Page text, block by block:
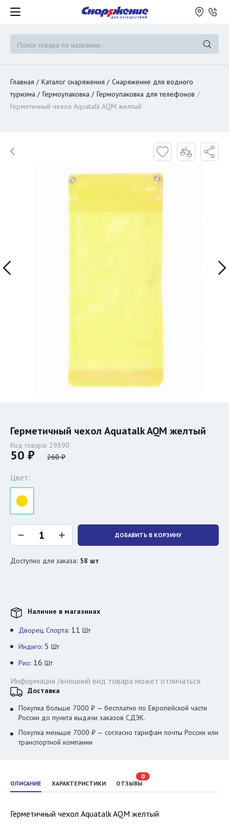
Главная Каталог снаряжения
Снаряжение для водного
туризма
Гермоупаковка
Гермоупаковка для телефонов
Герметичный чехол Aquatalk AQM желтый
Герметичный чехол Aquatalk AQM желтый
Код товара: 29890
50 ₽ 260 ₽
Цвет:
ДОБАВИТЬ В КОРЗИНУ
Доступно для заказа: 58 шт
ОПИСАНИЕ ХАРАКТЕРИСТИКИ ОТЗЫВЫ
0
Герметичный чехол Aquatalk AQM желтый
Наличие в магазинах
Дворец Спорта: 11 Шт
Индиго: 5 Шт
Рио: 16 Шт
Информация /внешний вид товара может отличаться
Доставка
Покупка больше 7000 ₽ — бесплатно по Европейской части
России до пункта выдачи заказов СДЭК.
Покупка меньше 7000 ₽ — согласно тарифам почты России или
транспортной компании